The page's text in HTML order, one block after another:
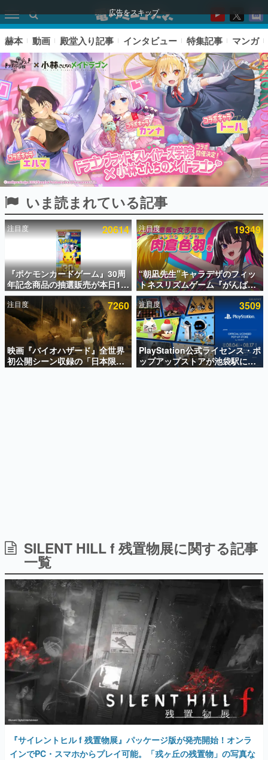
広告をスキップ
ピックアップ
電ファミのいま読まれている記事ランキング
アプリセール情報
インタビュー
連載・特集一覧
殿堂入り記事
SNS拡散数が数千以上！ ページビュー数万以上！ などな
ど。多くの人々に読まれた、電ファミ渾身の“殿堂入り”記
事をまとめました。
日本のコンテンツ産業やカルチャーに与えた影響を探る企
画です。
日本モバイルゲーム産業史
日本のモバイルゲーム史における主要なトピック・タイト
ルを網羅するほか、開発者へのインタビューや識者による
解説を掲載。約20年の歴史が一望できる決定版！
若ゲのいたり〜ゲームクリエイターの青春〜
『うつヌケ』『ペンと箸』等で知られるマンガ家・田中圭
一先生によるゲーム業界レポートマンガです。
なんでゲームは面白い？
ゲーム開発者・hamatsu氏がゲームの魅力を画面や操作の
具体的な形から解き明かしていく、硬派で骨太な評論連載
です。
ゲームが変えた日本語
の起源や用法の変遷を、コンピューター文化史研究家・タ
イニーP氏が徹底調査。
赫本 動画 殿堂入り記事 インタビュー 特集記事 マンガ
いま読まれている記事
注目度 20614
『ポケモンカードゲーム』30周
年記念商品の抽選販売が本日12
時より開始。拡張パック「30th
CELEBRATION」のボックス
に、「プレミアムデッキセット
エーフィ・ブラッキー」
「FUTURISTIC BOX」の計3商
品
注目度 19349
“朝凪先生”キャラデザのフィッ
トネスリズムゲーム『がんば
れ！チアリズム』Steamストア
ページが公開。キャラクターの
CVは陽向葵ゅかさん
注目度 7260
映画『バイオハザード』全世界
初公開シーン収録の「日本限
定」予告映像が解禁。バイオの
注目度 3509
PlayStation公式ライセンス・ポ
ップアップストアが池袋駅にて
期間限定で開催。夏のアパレル
SILENT HILL f 残置物展に関する記事
一覧
『サイレントヒル f 残置物展』パッケージ版が発売開始！オンラ
インでPC・スマホからプレイ可能。「戎ヶ丘の残置物」の写真な